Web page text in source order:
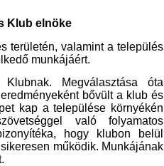
Klub elnöke
területén, valamint a település
munkájáért.
Megválasztása óta
bővült a klub és
kap a települése környékén
való folyamatos
hogy klubon belül
működik. Munkájának